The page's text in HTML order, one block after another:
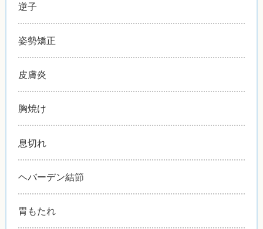
逆子
姿勢矯正
皮膚炎
胸焼け
息切れ
ヘバーデン結節
胃もたれ